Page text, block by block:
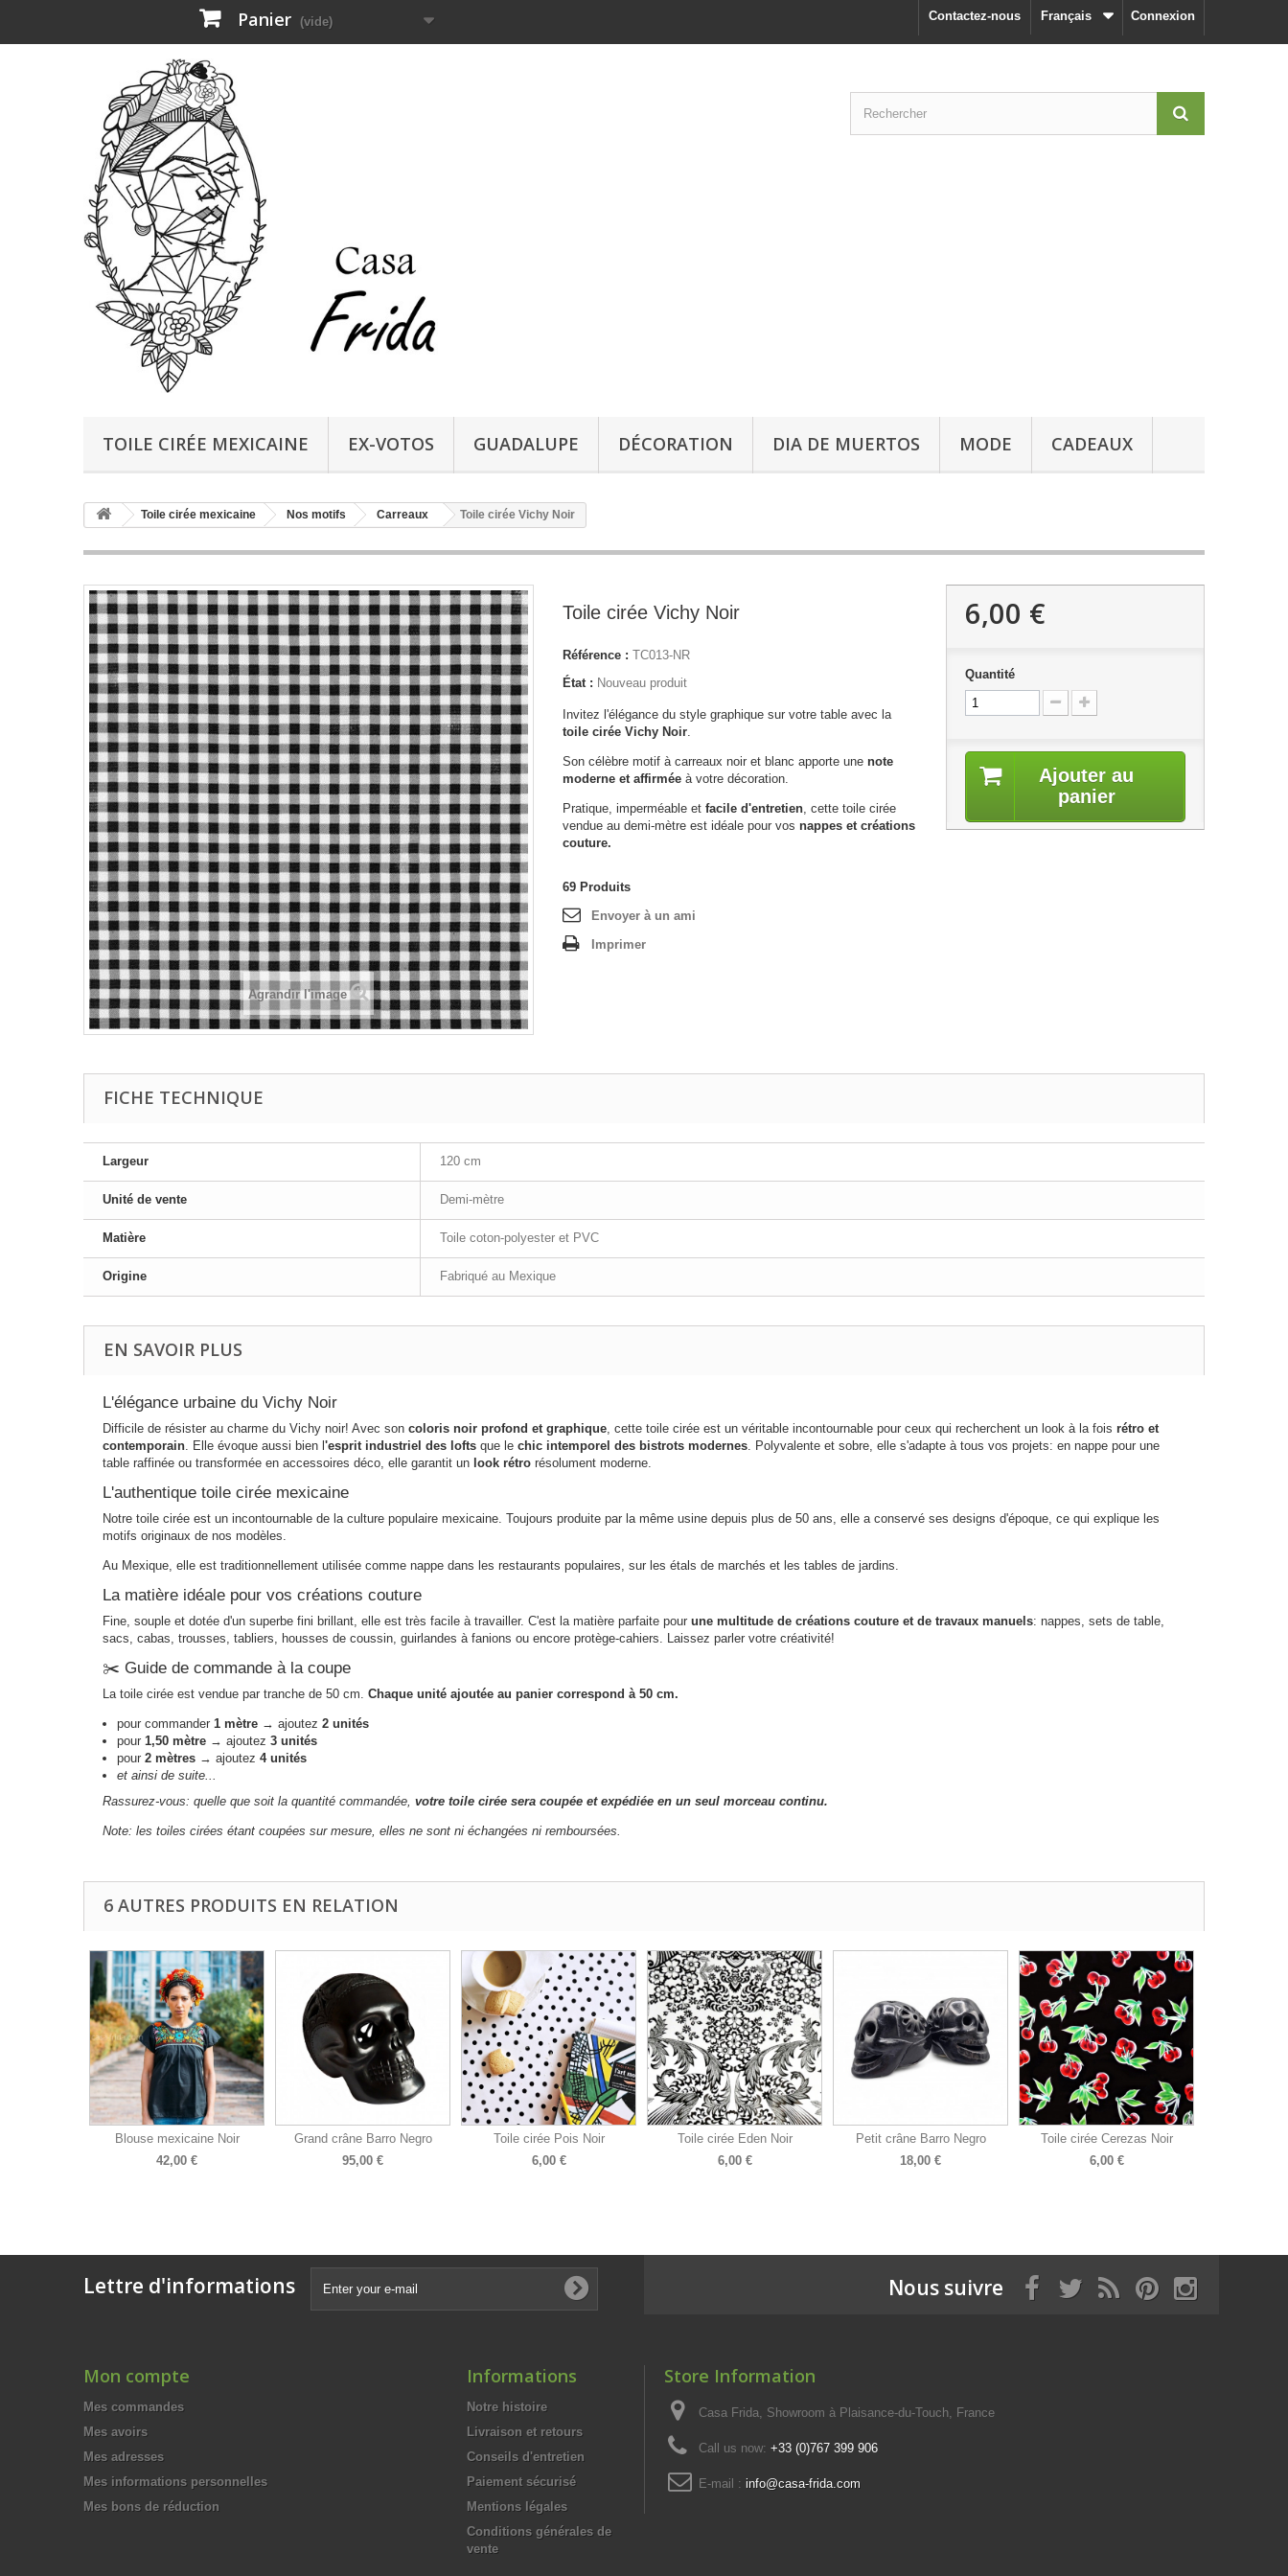
Connexion
Français
Contactez-nous
Panier (vide)
TOILE CIRÉE MEXICAINE EX-VOTOS GUADALUPE DÉCORATION DIA DE MUERTOS MODE CADEAUX
Toile cirée mexicaine Nos motifs Carreaux Toile cirée Vichy Noir
Agrandir l'image
Toile cirée Vichy Noir
Référence : TC013-NR
État : Nouveau produit
Invitez l'élégance du style graphique sur votre table avec la
toile cirée Vichy Noir.
Son célèbre motif à carreaux noir et blanc apporte une note
moderne et affirmée à votre décoration.
Pratique, imperméable et facile d'entretien, cette toile cirée
vendue au demi-mètre est idéale pour vos nappes et créations
couture.
69 Produits
Envoyer à un ami
Imprimer
6,00 €
Quantité
Ajouter au
panier
FICHE TECHNIQUE
Largeur 120 cm
Unité de vente Demi-mètre
Matière Toile coton-polyester et PVC
Origine Fabriqué au Mexique
EN SAVOIR PLUS
L'élégance urbaine du Vichy Noir
Difficile de résister au charme du Vichy noir! Avec son coloris noir profond et graphique, cette toile cirée est un véritable incontournable pour ceux qui recherchent un look à la fois rétro et
contemporain. Elle évoque aussi bien l 'esprit industriel des lofts que le chic intemporel des bistrots modernes. Polyvalente et sobre, elle s'adapte à tous vos projets: en nappe pour une
table raffinée ou transformée en accessoires déco, elle garantit un look rétro résolument moderne.
L'authentique toile cirée mexicaine
Notre toile cirée est un incontournable de la culture populaire mexicaine. Toujours produite par la même usine depuis plus de 50 ans, elle a conservé ses designs d'époque, ce qui explique les
motifs originaux de nos modèles.
Au Mexique, elle est traditionnellement utilisée comme nappe dans les restaurants populaires, sur les étals de marchés et les tables de jardins.
La matière idéale pour vos créations couture
Fine, souple et dotée d'un superbe fini brillant, elle est très facile à travailler. C'est la matière parfaite pour une multitude de créations couture et de travaux manuels: nappes, sets de table,
sacs, cabas, trousses, tabliers, housses de coussin, guirlandes à fanions ou encore protège-cahiers. Laissez parler votre créativité!
✂️ Guide de commande à la coupe
La toile cirée est vendue par tranche de 50 cm. Chaque unité ajoutée au panier correspond à 50 cm.
pour commander 1 mètre → ajoutez 2 unités
pour 1,50 mètre → ajoutez 3 unités
pour 2 mètres → ajoutez 4 unités
et ainsi de suite...
Rassurez-vous: quelle que soit la quantité commandée, votre toile cirée sera coupée et expédiée en un seul morceau continu.
Note: les toiles cirées étant coupées sur mesure, elles ne sont ni échangées ni remboursées.
6 AUTRES PRODUITS EN RELATION
Blouse mexicaine Noir
42,00 €
Grand crâne Barro Negro
95,00 €
Toile cirée Pois Noir
6,00 €
Toile cirée Eden Noir
6,00 €
Petit crâne Barro Negro
18,00 €
Toile cirée Cerezas Noir
6,00 €
Lettre d'informations Nous suivre
Mon compte
Mes commandes
Mes avoirs
Mes adresses
Mes informations personnelles
Mes bons de réduction
Informations
Notre histoire
Livraison et retours
Conseils d'entretien
Paiement sécurisé
Mentions légales
Conditions générales de
vente
Store Information
Casa Frida, Showroom à Plaisance-du-Touch, France
Call us now: +33 (0)767 399 906
E-mail : info@casa-frida.com